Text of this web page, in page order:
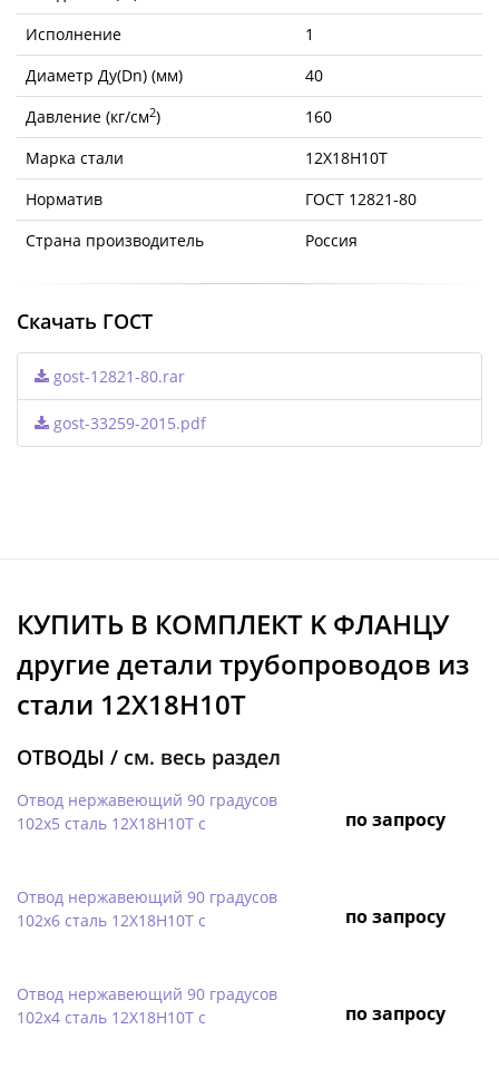
Исполнение
1
Диаметр Ду(Dn) (мм)
40
Давление (кг/см2)
160
Марка стали
12Х18Н10Т
Норматив
ГОСТ 12821-80
Страна производитель
Россия
Скачать ГОСТ
gost-12821-80.rar
gost-33259-2015.pdf
КУПИТЬ В КОМПЛЕКТ K ФЛАНЦУ
другие детали трубопроводов из
стали 12Х18Н10Т
ОТВОДЫ / см. весь раздел
Отвод нержавеющий 90 градусов
102х5 сталь 12Х18Н10Т с
по запросу
Отвод нержавеющий 90 градусов
102х6 сталь 12Х18Н10Т с
по запросу
Отвод нержавеющий 90 градусов
102х4 сталь 12Х18Н10Т с
по запросу